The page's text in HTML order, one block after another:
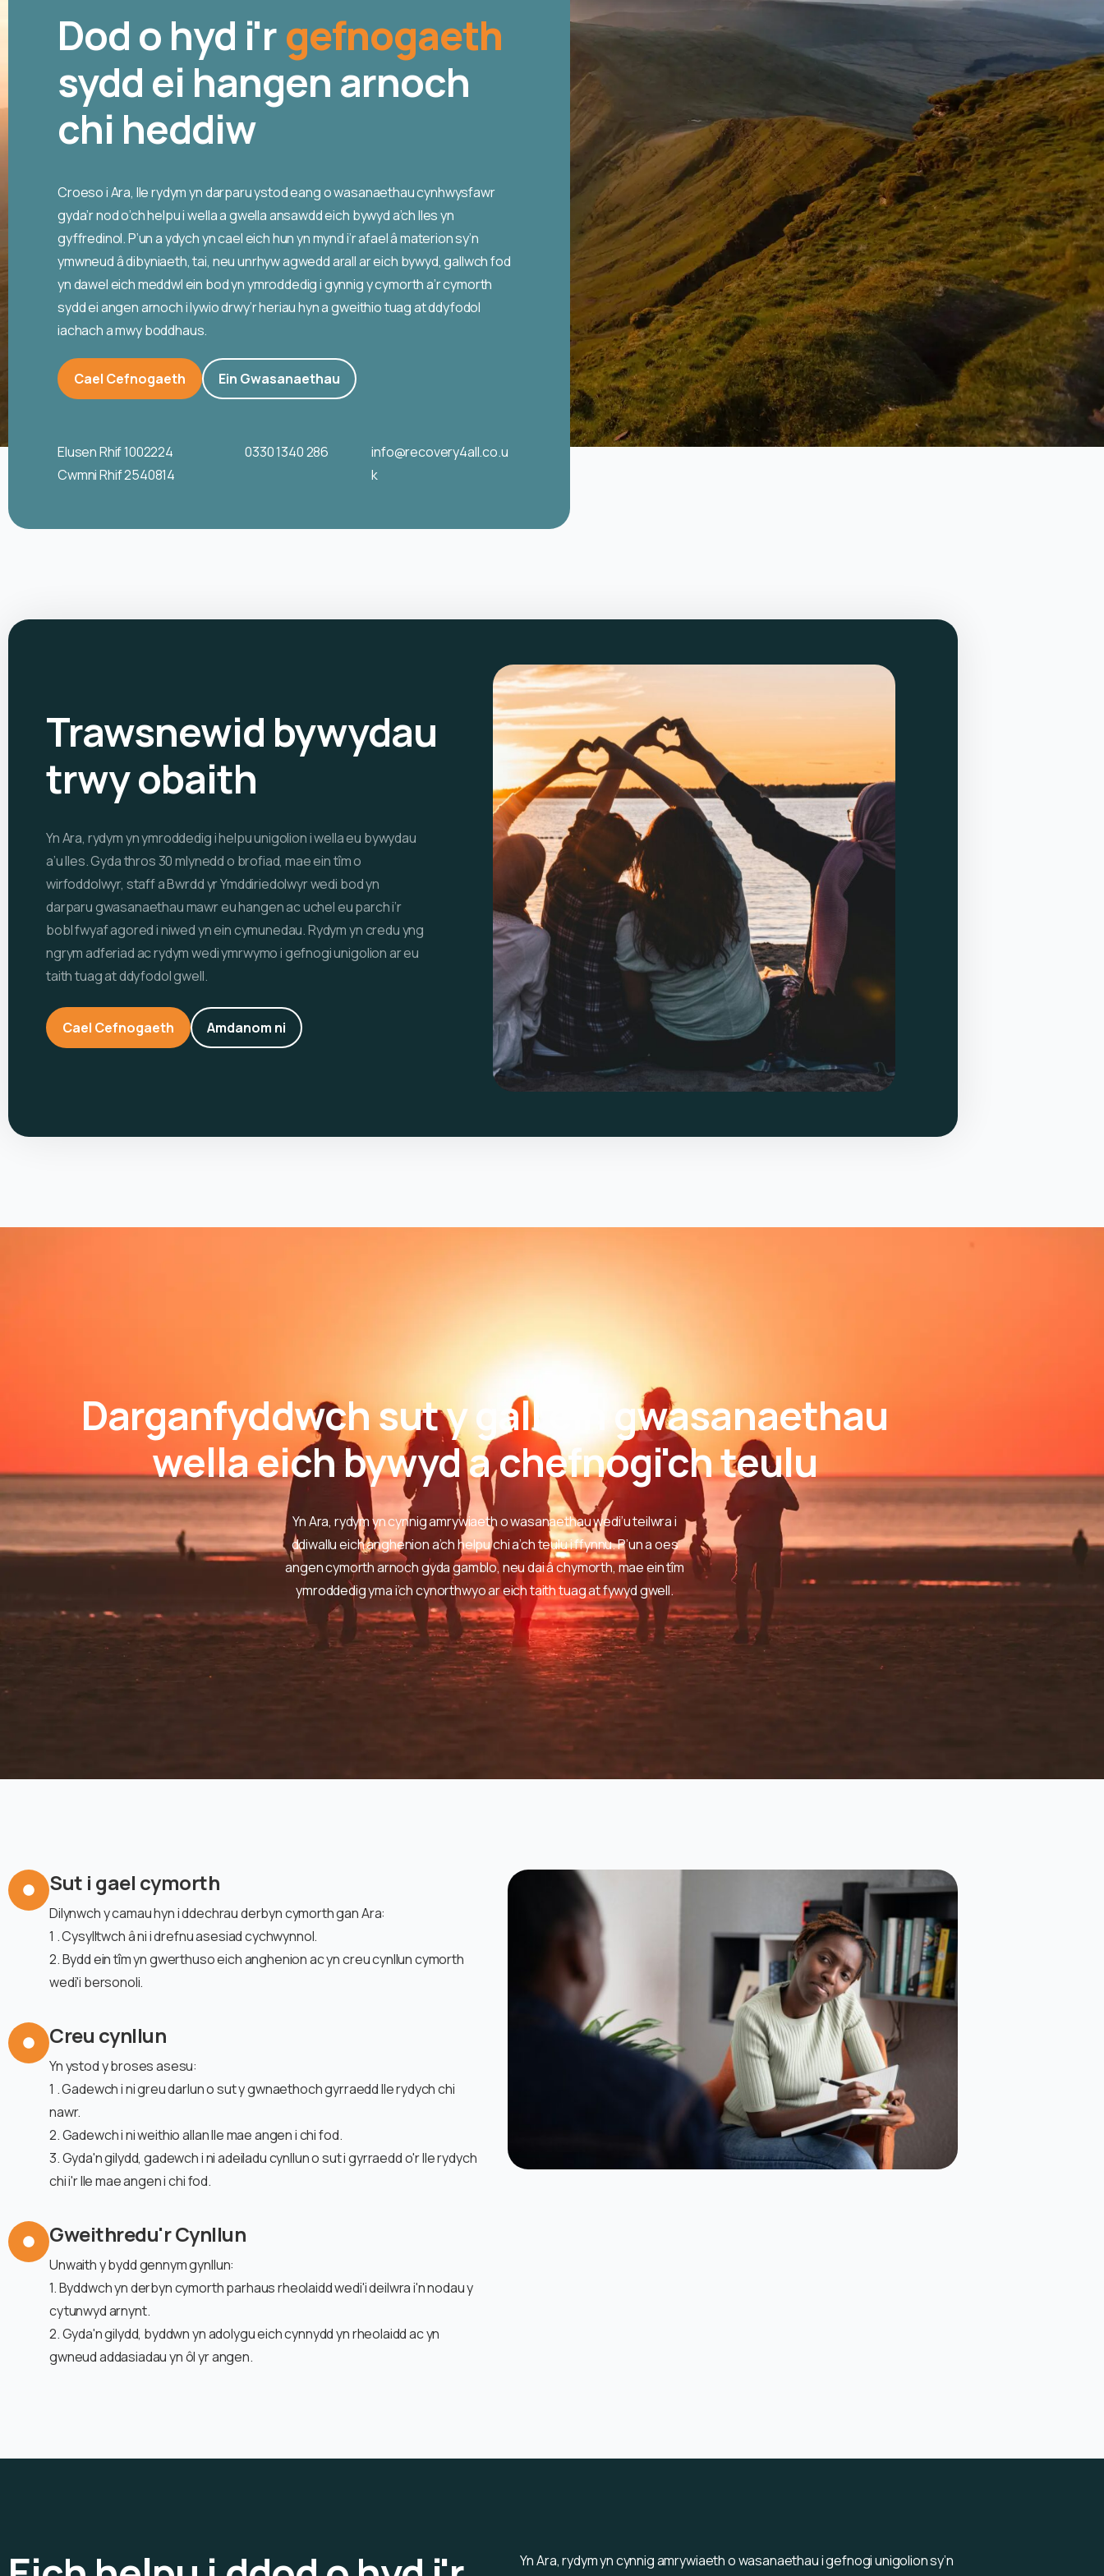
Dod o hyd i'rgefnogaeth
sydd ei hangen arnoch
chi heddiw
Croeso i Ara, lle rydym yn darparu ystod eang o wasanaethau cynhwysfawr
gyda’r nod o’ch helpu i wella a gwella ansawdd eich bywyd a’ch lles yn
gyffredinol. P’un a ydych yn cael eich hun yn mynd i’r afael â materion sy’n
ymwneud â dibyniaeth, tai, neu unrhyw agwedd arall ar eich bywyd, gallwch fod
yn dawel eich meddwl ein bod yn ymroddedig i gynnig y cymorth a’r cymorth
sydd ei angen arnoch i lywio drwy’r heriau hyn a gweithio tuag at ddyfodol
iachach a mwy boddhaus.
Cael Cefnogaeth Ein Gwasanaethau
Elusen Rhif 1002224
Cwmni Rhif 2540814
0330 1340 286
info@recovery4all.co.u
k
Trawsnewid bywydau
trwy obaith
Yn Ara, rydym yn ymroddedig i helpu unigolion i wella eu bywydau
a’u lles. Gyda thros 30 mlynedd o brofiad, mae ein tîm o
wirfoddolwyr, staff a Bwrdd yr Ymddiriedolwyr wedi bod yn
darparu gwasanaethau mawr eu hangen ac uchel eu parch i’r
bobl fwyaf agored i niwed yn ein cymunedau. Rydym yn credu yng
ngrym adferiad ac rydym wedi ymrwymo i gefnogi unigolion ar eu
taith tuag at ddyfodol gwell.
Cael Cefnogaeth Amdanom ni
Darganfyddwch sut y gall ein gwasanaethau
wella eich bywyd a chefnogi'ch teulu
Yn Ara, rydym yn cynnig amrywiaeth o wasanaethau wedi’u teilwra i
ddiwallu eich anghenion a’ch helpu chi a’ch teulu i ffynnu. P’un a oes
angen cymorth arnoch gyda gamblo, neu dai â chymorth, mae ein tîm
ymroddedig yma i’ch cynorthwyo ar eich taith tuag at fywyd gwell.
Sut i gael cymorth
Dilynwch y camau hyn i ddechrau derbyn cymorth gan Ara:
1 . Cysylltwch â ni i drefnu asesiad cychwynnol.
2. Bydd ein tîm yn gwerthuso eich anghenion ac yn creu cynllun cymorth
wedi'i bersonoli.
Creu cynllun
Yn ystod y broses asesu:
1 . Gadewch i ni greu darlun o sut y gwnaethoch gyrraedd lle rydych chi
nawr.
2. Gadewch i ni weithio allan lle mae angen i chi fod.
3. Gyda'n gilydd, gadewch i ni adeiladu cynllun o sut i gyrraedd o'r lle rydych
chi i'r lle mae angen i chi fod.
Gweithredu'r Cynllun
Unwaith y bydd gennym gynllun:
1. Byddwch yn derbyn cymorth parhaus rheolaidd wedi'i deilwra i'n nodau y
cytunwyd arnynt.
2. Gyda'n gilydd, byddwn yn adolygu eich cynnydd yn rheolaidd ac yn
gwneud addasiadau yn ôl yr angen.
Yn Ara, rydym yn cynnig amrywiaeth o wasanaethau i gefnogi unigolion sy’n